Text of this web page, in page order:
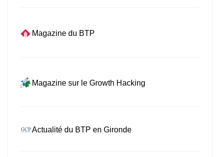
Magazine du BTP
Magazine sur le Growth Hacking
Actualité du BTP en Gironde